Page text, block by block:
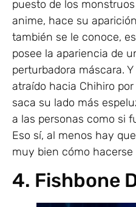
puesto de los
anime, hace su
también se le conoce,
posee la apariencia de
perturbadora máscara.
atraído hacia Chihiro
saca su lado más
a las personas como si
Eso sí, al menos hay
muy bien cómo hacerse
4. Fishbone